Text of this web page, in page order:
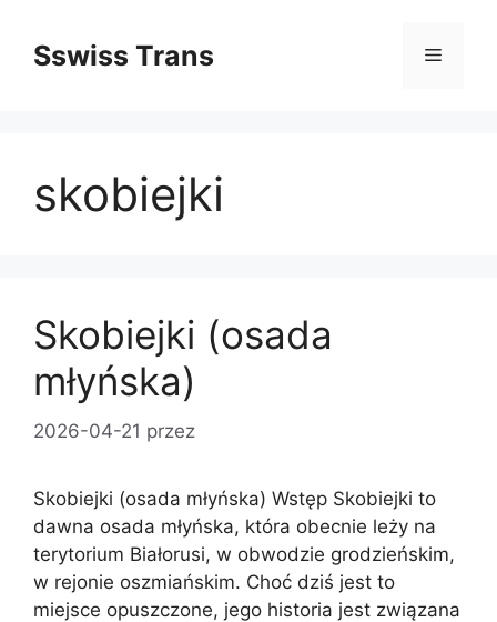
treściSswiss Trans Menu
skobiejki
Skobiejki (osada
młyńska)
2026-04-21 przez
Skobiejki (osada młyńska) Wstęp Skobiejki to
dawna osada młyńska, która obecnie leży na
terytorium Białorusi, w obwodzie grodzieńskim,
w rejonie oszmiańskim. Choć dziś jest to
miejsce opuszczone, jego historia jest związana